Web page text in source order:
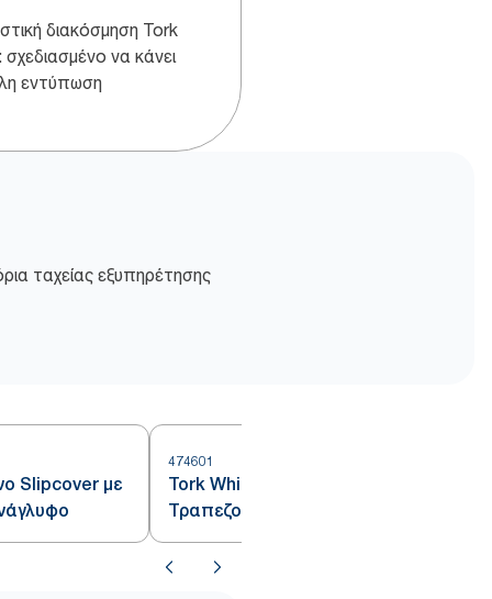
διακόσμηση Tork
να κάνει
εντύπωση
ταχείας εξυπηρέτησης
Slipcover με
474601
Tork White Χάρτινο Ρολό
Τραπεζομάντιλου με
αποτύπωση σε ανάγλυφο